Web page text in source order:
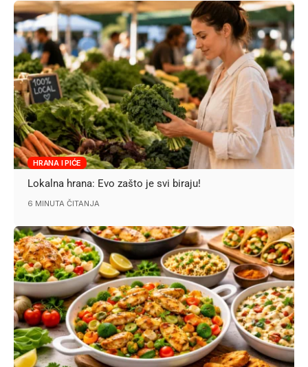
HRANA I PIĆE
Lokalna hrana: Evo zašto je svi biraju!
6 MINUTA ČITANJA